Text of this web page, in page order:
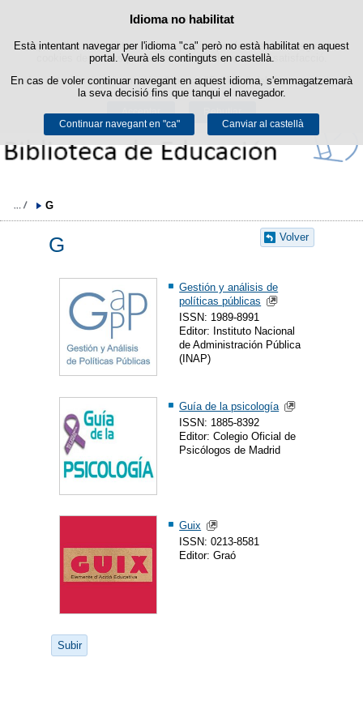
Política de cookies
Aquest lloc web utilitza cookies pròpies per facilitar la navegació i
cookies de tercers per obtenir estadístiques d'ús i satisfacció.
Podeu obtenir més informació a l'apartat "Cookies" del nostreavís legal.
Acceptar Rebutjar
Idioma no habilitat
Està intentant navegar per l'idioma "ca" però no està habilitat en aquest
portal. Veurà els continguts en castellà.
En cas de voler continuar navegant en aquest idioma, s'emmagatzemarà
la seva decisió fins que tanqui el navegador.
Continuar navegant en "ca" Canviar al castellà
Passar al contingut
G
Volver
G
Gestión y análisis de
políticas públicas
ISSN: 1989-8991
Editor: Instituto Nacional
de Administración Pública
(INAP)
Guía de la psicología
ISSN: 1885-8392
Editor: Colegio Oficial de
Psicólogos de Madrid
Guix
ISSN: 0213-8581
Editor: Graó
Subir